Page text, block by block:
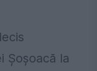
Șoșoacă la